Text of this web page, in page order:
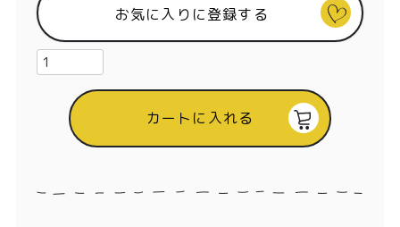
ご利用ガイド
お気に入りに登録する
カートに入れる